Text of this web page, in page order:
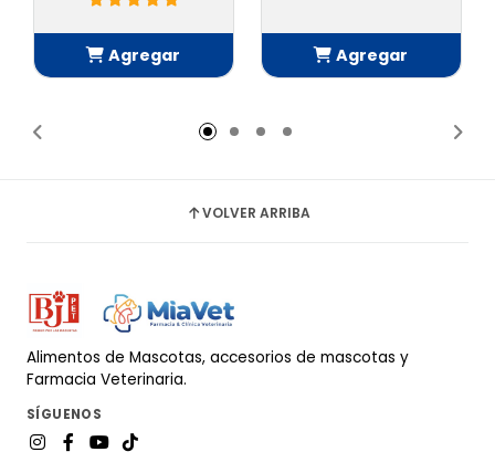
Agregar
Agregar
VOLVER ARRIBA
Alimentos de Mascotas, accesorios de mascotas y
Farmacia Veterinaria.
SÍGUENOS